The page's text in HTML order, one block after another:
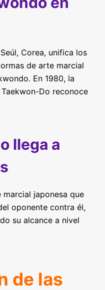
Corea, unifica los
de arte marcial
En 1980, la
Do reconoce
llega a
japonesa que
oponente contra él,
su alcance a nivel
de las